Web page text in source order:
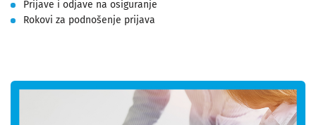
Prijave i odjave na osiguranje
Rokovi za podnošenje prijava